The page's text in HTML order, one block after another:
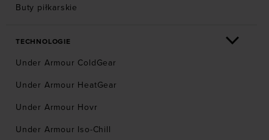
Buty piłkarskie
TECHNOLOGIE
Under Armour ColdGear
Under Armour HeatGear
Under Armour Hovr
Under Armour Iso-Chill